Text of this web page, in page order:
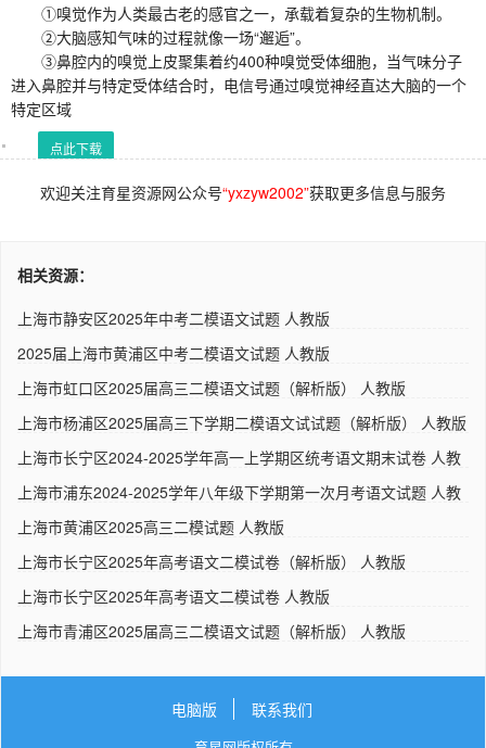
①嗅觉作为人类最古老的感官之一，承载着复杂的生物机制。
②大脑感知气味的过程就像一场“邂逅”。
③鼻腔内的嗅觉上皮聚集着约400种嗅觉受体细胞，当气味分子
进入鼻腔并与特定受体结合时，电信号通过嗅觉神经直达大脑的一个
特定区域
点此下载
欢迎关注育星资源网公众号“yxzyw2002”获取更多信息与服务
相关资源：
上海市静安区2025年中考二模语文试题 人教版
2025届上海市黄浦区中考二模语文试题 人教版
上海市虹口区2025届高三二模语文试题（解析版） 人教版
上海市杨浦区2025届高三下学期二模语文试试题（解析版） 人教版
上海市长宁区2024-2025学年高一上学期区统考语文期末试卷 人教
上海市浦东2024-2025学年八年级下学期第一次月考语文试题 人教
上海市黄浦区2025高三二模试题 人教版
上海市长宁区2025年高考语文二模试卷（解析版） 人教版
上海市长宁区2025年高考语文二模试卷 人教版
上海市青浦区2025届高三二模语文试题（解析版） 人教版
电脑版 联系我们